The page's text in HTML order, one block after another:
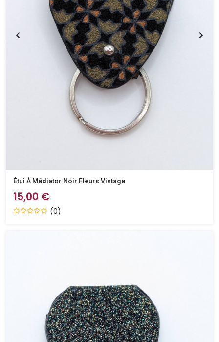
Étui À Médiator Noir Fleurs Vintage
15,00 €
(0)